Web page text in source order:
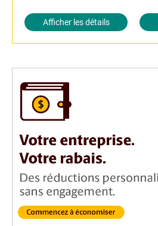
Afficher les détails